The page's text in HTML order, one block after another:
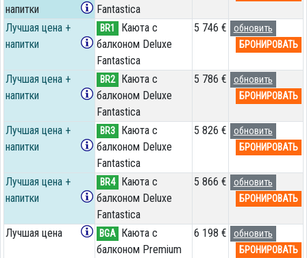
напитки
Fantastica
Лучшая цена +
напитки
BR1
Каюта с
балконом Deluxe
Fantastica
5 746 €
обновить
БРОНИРОВАТЬ
Лучшая цена +
напитки
BR2
Каюта с
балконом Deluxe
Fantastica
5 786 €
обновить
БРОНИРОВАТЬ
Лучшая цена +
напитки
BR3
Каюта с
балконом Deluxe
Fantastica
5 826 €
обновить
БРОНИРОВАТЬ
Лучшая цена +
напитки
BR4
Каюта с
балконом Deluxe
Fantastica
5 866 €
обновить
БРОНИРОВАТЬ
Лучшая цена BGA Каюта с
балконом Premium
6 198 €
обновить
БРОНИРОВАТЬ